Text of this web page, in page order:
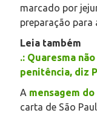
marcado por
preparação para
Leia também
.: Quaresma
penitência, diz
A mensagem
carta de São